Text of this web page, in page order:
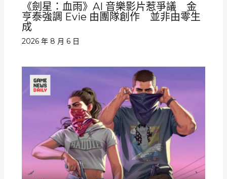
《劍星：血雨》AI 音樂影片惹爭議 金
亨泰強調 Evie 由團隊創作 並非由零生
成
2026 年 8 月 6 日